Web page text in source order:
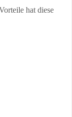
hat diese